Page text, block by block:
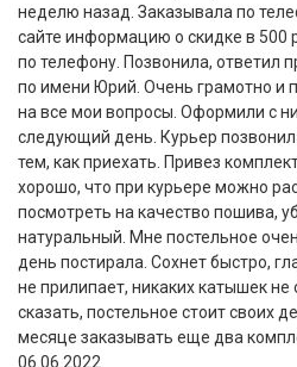
неделю назад. Заказывала по
сайте информацию о скидке в 500
по телефону. Позвонила, ответил
по имени Юрий. Очень грамотно и
на все мои вопросы. Оформили с
следующий день. Курьер позвонил
тем, как приехать. Привез
хорошо, что при курьере можно
посмотреть на качество пошива,
натуральный. Мне постельное
день постирала. Сохнет быстро,
не прилипает, никаких катышек не
сказать, постельное стоит своих
месяце заказывать еще два
06.06.2022